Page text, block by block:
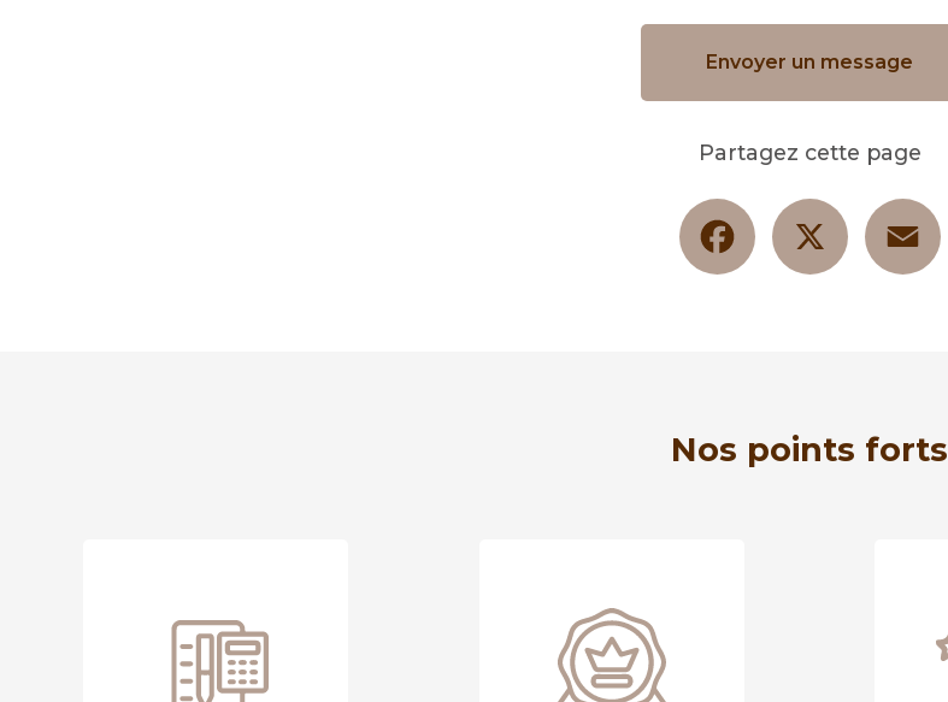
Envoyer un message
Partagez cette page
Facebook
Nos points forts